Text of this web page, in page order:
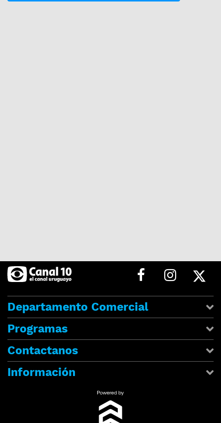
Departamento Comercial
Programas
Contactanos
Información